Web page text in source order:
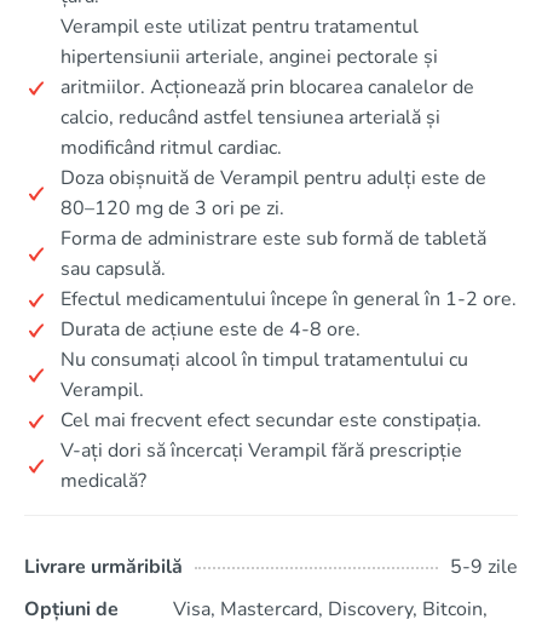
Verampil este utilizat pentru tratamentul
hipertensiunii arteriale, anginei pectorale și
aritmiilor. Acționează prin blocarea canalelor de
calcio, reducând astfel tensiunea arterială și
modificând ritmul cardiac.
Doza obișnuită de Verampil pentru adulți este de
80–120 mg de 3 ori pe zi.
Forma de administrare este sub formă de tabletă
sau capsulă.
Efectul medicamentului începe în general în 1-2 ore.
Durata de acțiune este de 4-8 ore.
Nu consumați alcool în timpul tratamentului cu
Verampil.
Cel mai frecvent efect secundar este constipația.
V-ați dori să încercați Verampil fără prescripție
medicală?
Livrare urmăribilă
5-9 zile
Opțiuni de
Visa, Mastercard, Discovery, Bitcoin,